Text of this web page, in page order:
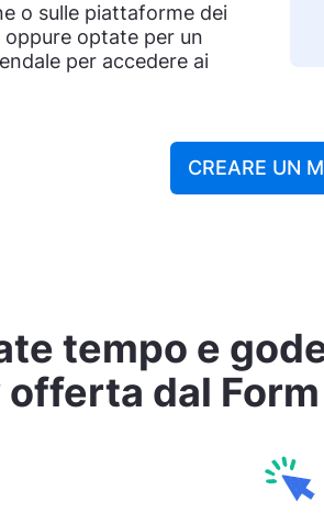
o sulle piattaforme dei
optate per un
per accedere ai
CREARE UN
tempo e
dal